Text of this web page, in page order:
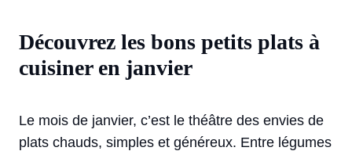
Découvrez les bons petits plats à
cuisiner en janvier
Le mois de janvier, c’est le théâtre des envies de
plats chauds, simples et généreux. Entre légumes